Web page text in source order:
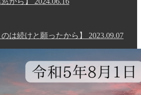
のは続けと願ったから】 2023.09.07